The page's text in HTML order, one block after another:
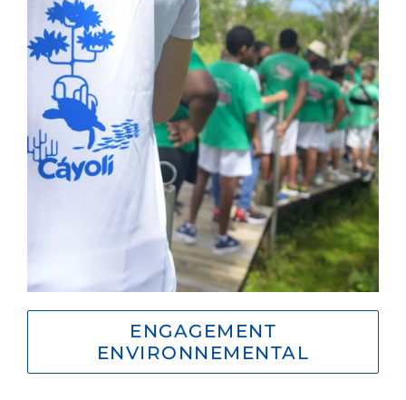
ENGAGEMENT
ENVIRONNEMENTAL